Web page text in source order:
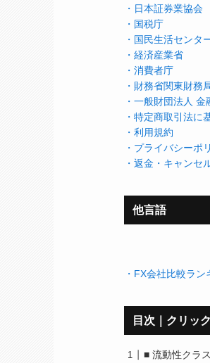
・日本証券業協会
・国税庁
・国民生活センタ
・経済産業省
・消費者庁
・財務省関東財務
・一般財団法人
・特定商取引法に
・利用規約
・プライバシーポ
・返金・キャンセ
他言語
・FX会社比較ラン
目次｜クリッ
■ 流動性クラ